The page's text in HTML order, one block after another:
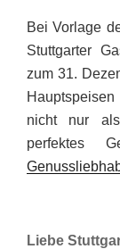
Bei Vorlage
Stuttgarter
zum 31.
nicht nur
perfektes
Liebe